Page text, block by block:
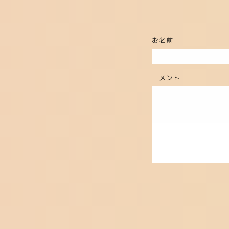
お名前
コメント